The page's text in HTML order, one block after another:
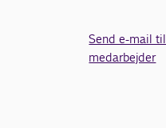
Send e-mail til
medarbejder